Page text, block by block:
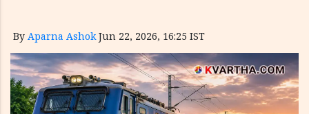
By Aparna Ashok Jun 22, 2026, 16:25 IST